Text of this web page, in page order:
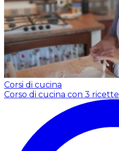
Corsi di cucina
Corso di cucina con 3 ricette